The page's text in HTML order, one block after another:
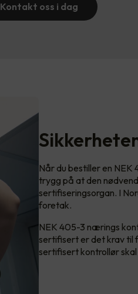
Kontakt oss i dag
Når du bestiller en
trygg på at den
sertifiseringsorgan. I
foretak.
NEK 405-3 nærings
sertifisert er det krav til
sertifisert kontrollør